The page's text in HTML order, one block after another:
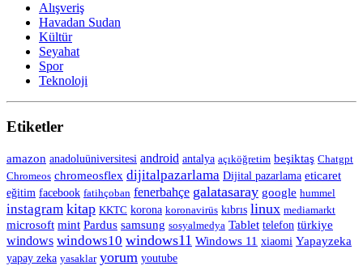
Alışveriş
Havadan Sudan
Kültür
Seyahat
Spor
Teknoloji
Etiketler
amazon anadoluüniversitesi android antalya açıköğretim beşiktaş Chatgpt
Chromeos chromeosflex dijitalpazarlama Dijital pazarlama eticaret
eğitim facebook fatihçoban fenerbahçe galatasaray google hummel
instagram kitap KKTC korona koronavirüs kıbrıs linux mediamarkt
microsoft mint Pardus samsung sosyalmedya Tablet telefon türkiye
windows windows10 windows11 Windows 11 xiaomi Yapayzeka
yapay zeka yasaklar yorum youtube